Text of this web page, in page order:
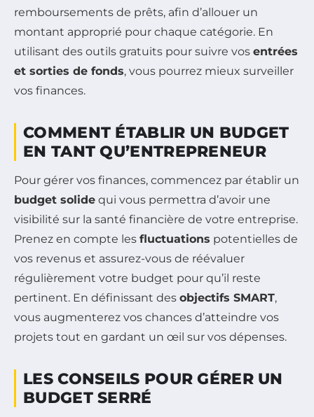
remboursements de prêts, afin d’allouer un
montant approprié pour chaque catégorie. En
utilisant des outils gratuits pour suivre vos entrées
et sorties de fonds, vous pourrez mieux surveiller
vos finances.
COMMENT ÉTABLIR UN BUDGET
EN TANT QU’ENTREPRENEUR
Pour gérer vos finances, commencez par établir un
budget solide qui vous permettra d’avoir une
visibilité sur la santé financière de votre entreprise.
Prenez en compte les fluctuations potentielles de
vos revenus et assurez-vous de réévaluer
régulièrement votre budget pour qu’il reste
pertinent. En définissant des objectifs SMART,
vous augmenterez vos chances d’atteindre vos
projets tout en gardant un œil sur vos dépenses.
LES CONSEILS POUR GÉRER UN
BUDGET SERRÉ